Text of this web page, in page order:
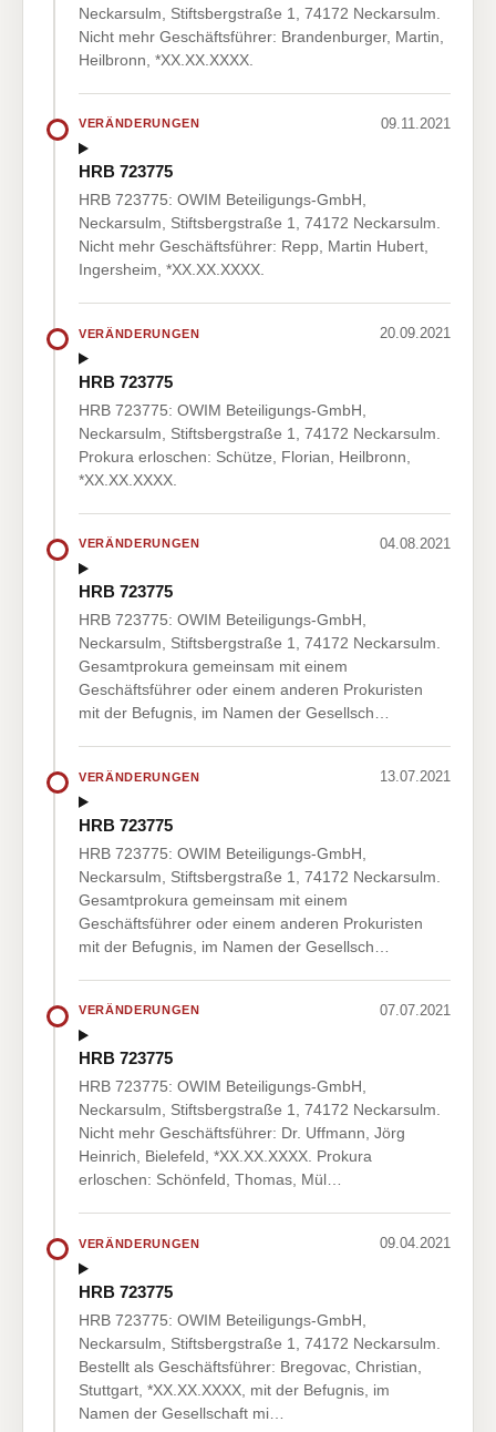
Neckarsulm, Stiftsbergstraße 1, 74172 Neckarsulm.
Nicht mehr Geschäftsführer: Brandenburger, Martin,
Heilbronn, *XX.XX.XXXX.
VERÄNDERUNGEN 09.11.2021
HRB 723775
HRB 723775: OWIM Beteiligungs-GmbH,
Neckarsulm, Stiftsbergstraße 1, 74172 Neckarsulm.
Nicht mehr Geschäftsführer: Repp, Martin Hubert,
Ingersheim, *XX.XX.XXXX.
VERÄNDERUNGEN 20.09.2021
HRB 723775
HRB 723775: OWIM Beteiligungs-GmbH,
Neckarsulm, Stiftsbergstraße 1, 74172 Neckarsulm.
Prokura erloschen: Schütze, Florian, Heilbronn,
*XX.XX.XXXX.
VERÄNDERUNGEN 04.08.2021
HRB 723775
HRB 723775: OWIM Beteiligungs-GmbH,
Neckarsulm, Stiftsbergstraße 1, 74172 Neckarsulm.
Gesamtprokura gemeinsam mit einem
Geschäftsführer oder einem anderen Prokuristen
mit der Befugnis, im Namen der Gesellsch…
VERÄNDERUNGEN 13.07.2021
HRB 723775
HRB 723775: OWIM Beteiligungs-GmbH,
Neckarsulm, Stiftsbergstraße 1, 74172 Neckarsulm.
Gesamtprokura gemeinsam mit einem
Geschäftsführer oder einem anderen Prokuristen
mit der Befugnis, im Namen der Gesellsch…
VERÄNDERUNGEN 07.07.2021
HRB 723775
HRB 723775: OWIM Beteiligungs-GmbH,
Neckarsulm, Stiftsbergstraße 1, 74172 Neckarsulm.
Nicht mehr Geschäftsführer: Dr. Uffmann, Jörg
Heinrich, Bielefeld, *XX.XX.XXXX. Prokura
erloschen: Schönfeld, Thomas, Mül…
VERÄNDERUNGEN 09.04.2021
HRB 723775
HRB 723775: OWIM Beteiligungs-GmbH,
Neckarsulm, Stiftsbergstraße 1, 74172 Neckarsulm.
Bestellt als Geschäftsführer: Bregovac, Christian,
Stuttgart, *XX.XX.XXXX, mit der Befugnis, im
Namen der Gesellschaft mi…